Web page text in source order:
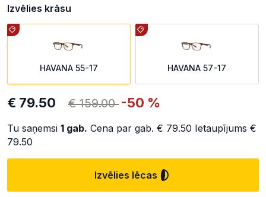
Izvēlies krāsu
HAVANA 55-17 HAVANA 57-17
€ 79.50 € 159.00 -50 %
Tu saņemsi 1 gab. Cena par gab. € 79.50 Ietaupījums €
79.50
Izvēlies lēcas